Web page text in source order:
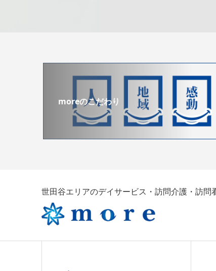
moreのこだわり
世田谷エリアのデイサービス・訪問介護・訪問